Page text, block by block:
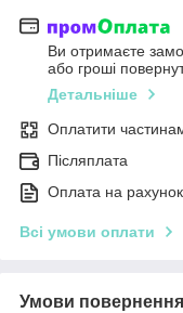
Ви отримаєте
або гроші
Детальніше
Оплатити
Післяплата
Оплата на рахунок
Всі умови оплати
Умови повернення